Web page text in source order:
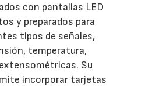
con pantallas LED
y preparados para
tipos de señales,
temperatura,
Su
incorporar tarjetas